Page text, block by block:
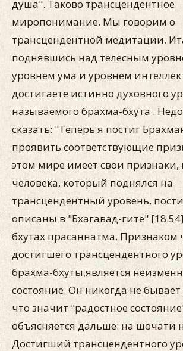
душа". Таково трансцендентное
миропонимание. Мы говорим о
трансцендентной медитации.
поднявшись над телесным
уровнем ума и уровнем
достигаете истинно духовного
называемого брахма-бхута .
сказать: "Теперь я постиг
проявить соответствующие
этом мире имеет свои признаки,
человека, который поднялся на
трансцендентный уровень,
описаны в "Бхагавад-гите"
бхутах прасаннатма. Признаком
достигшего трансцендентного
брахма-бхуты,является
состояние. Он никогда не
что значит "радостное
объясняется дальше: на шочати
Достигший трансцендентного